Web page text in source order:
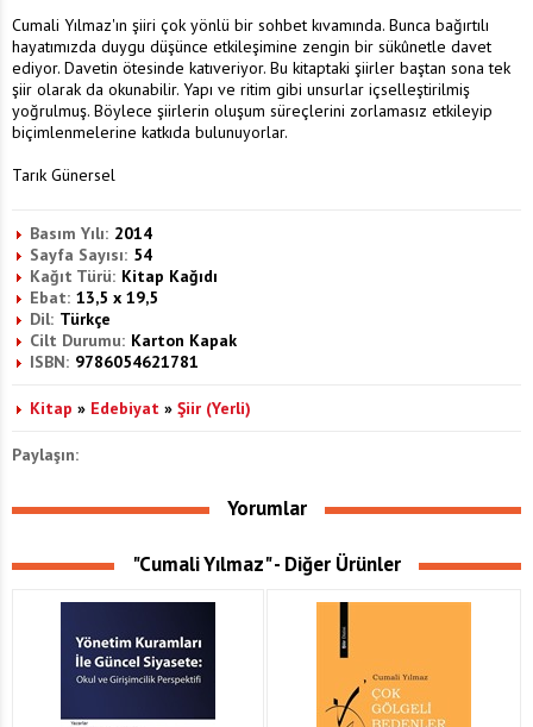
Cumali Yılmaz'ın şiiri çok yönlü bir sohbet kıvamında. Bunca bağırtılı
hayatımızda duygu düşünce etkileşimine zengin bir sükûnetle davet
ediyor. Davetin ötesinde katıveriyor. Bu kitaptaki şiirler baştan sona tek
şiir olarak da okunabilir. Yapı ve ritim gibi unsurlar içselleştirilmiş
yoğrulmuş. Böylece şiirlerin oluşum süreçlerini zorlamasız etkileyip
biçimlenmelerine katkıda bulunuyorlar.
Tarık Günersel
Basım Yılı: 2014
Sayfa Sayısı: 54
Kağıt Türü: Kitap Kağıdı
Ebat: 13,5 x 19,5
Dil: Türkçe
Cilt Durumu: Karton Kapak
ISBN: 9786054621781
Kitap » Edebiyat » Şiir (Yerli)
Paylaşın:
Yorumlar
"Cumali Yılmaz" - Diğer Ürünler